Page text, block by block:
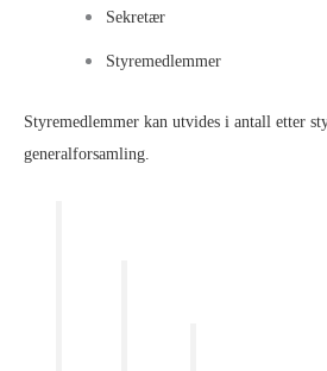
Sekretær
Styremedlemmer
Styremedlemmer kan utvides i antall etter
generalforsamling.